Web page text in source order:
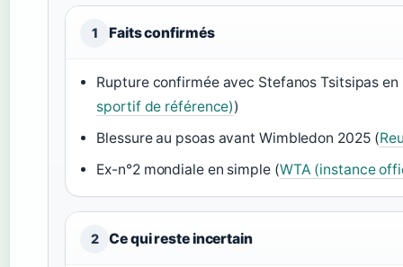
1 Faits confirmés
Rupture confirmée avec Stefanos Tsitsipas en
sportif de référence))
Blessure au psoas avant Wimbledon 2025 (
Ex-n°2 mondiale en simple (WTA (instance
2 Ce qui reste incertain